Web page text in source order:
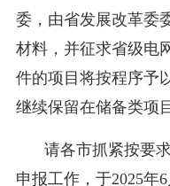
委，由省发展改革委
材料，并征求省级电
件的项目将按程序予
继续保留在储备类项
请各市抓紧按要
申报工作，于2025年